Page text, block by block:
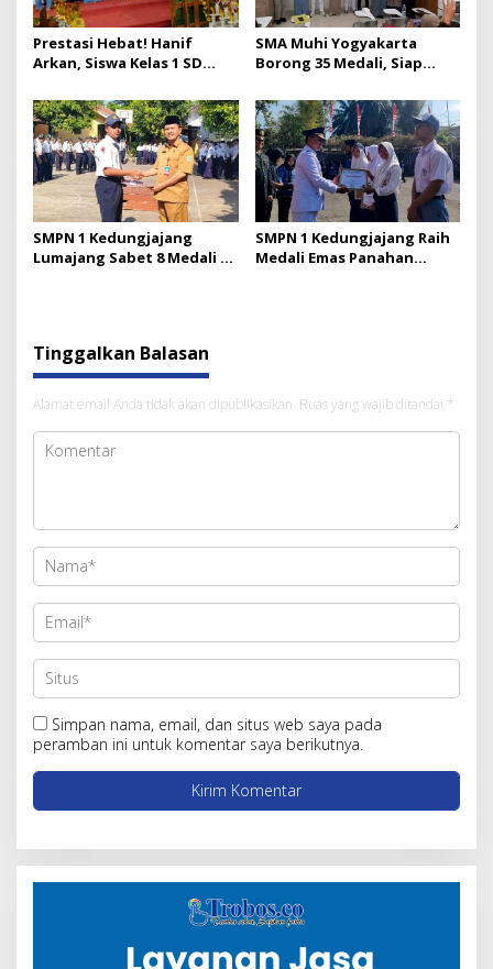
Prestasi Hebat! Hanif
Arkan, Siswa Kelas 1 SD
Lumajang, Raih Juara 2
Olimpiade Matematika di
Jember
SMA Muhi Yogyakarta
Borong 35 Medali, Siap
Nasional 2026
SMPN 1 Kedungjajang
Lumajang Sabet 8 Medali di
SMPN 1 Kedungjajang Raih
Medali Emas Panahan
Tinggalkan Balasan
Alamat email Anda tidak akan dipublikasikan. Ruas yang wajib ditandai *
Simpan nama, email, dan situs web saya pada
peramban ini untuk komentar saya berikutnya.